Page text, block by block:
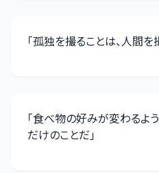
「孤独を撮ることは、人間を
「食べ物の好みが変わるよ
だけのことだ」